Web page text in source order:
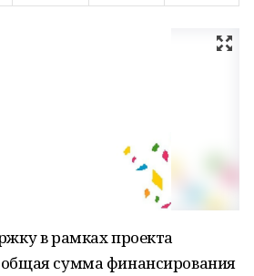
в рамках проекта
сумма финансирования